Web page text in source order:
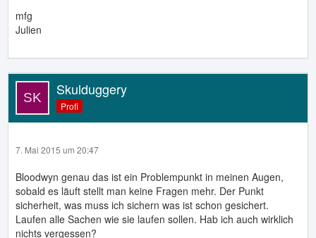
mfg
Julien
Skulduggery
Profi
7. Mai 2015 um 20:47
Bloodwyn genau das ist ein Problempunkt in meinen Augen,
sobald es läuft stellt man keine Fragen mehr. Der Punkt
sicherheit, was muss ich sichern was ist schon gesichert.
Laufen alle Sachen wie sie laufen sollen. Hab ich auch wirklich
nichts vergessen?